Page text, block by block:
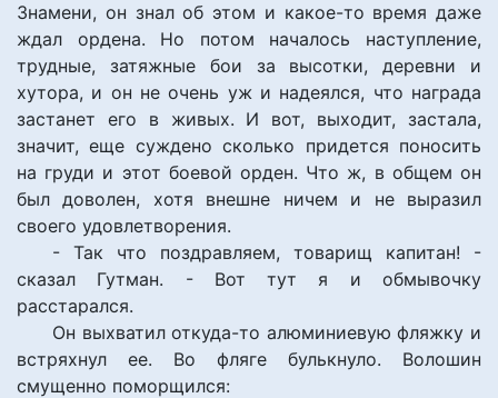
Знамени, он знал об этом и какое-то время даже
ждал ордена. Но потом началось наступление,
трудные, затяжные бои за высотки, деревни и
хутора, и он не очень уж и надеялся, что награда
застанет его в живых. И вот, выходит, застала,
значит, еще суждено сколько придется поносить
на груди и этот боевой орден. Что ж, в общем он
был доволен, хотя внешне ничем и не выразил
своего удовлетворения.
- Так что поздравляем, товарищ капитан! -
сказал Гутман. - Вот тут я и обмывочку
расстарался.
Он выхватил откуда-то алюминиевую фляжку и
встряхнул ее. Во фляге булькнуло. Волошин
смущенно поморщился: